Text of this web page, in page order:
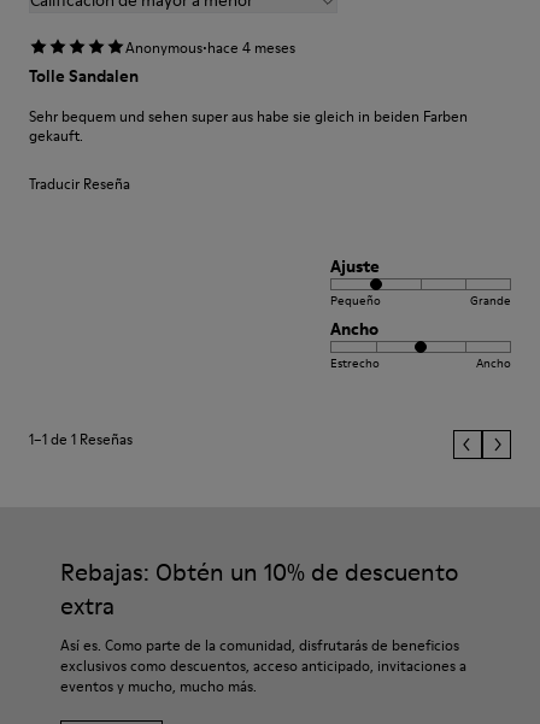
Anonymous·hace 4 meses
Tolle Sandalen
Sehr bequem und sehen super aus habe sie gleich in beiden Farben
gekauft.
Traducir Reseña
Ajuste
Pequeño Grande
Ancho
Estrecho Ancho
1–1 de 1 Reseñas
Rebajas: Obtén un 10% de descuento
extra
Así es. Como parte de la comunidad, disfrutarás de beneficios
exclusivos como descuentos, acceso anticipado, invitaciones a
eventos y mucho, mucho más.